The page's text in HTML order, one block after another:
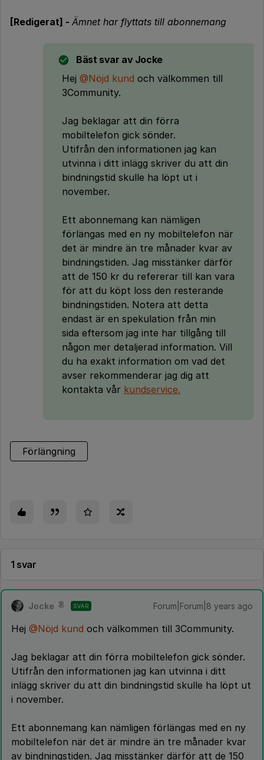
[Redigerat] - Ämnet har flyttats till abonnemang
Bäst svar av Jocke
Hej @Nöjd kund och välkommen till
3Community.
Jag beklagar att din förra
mobiltelefon gick sönder.
Utifrån den informationen jag kan
utvinna i ditt inlägg skriver du att din
bindningstid skulle ha löpt ut i
november.
Ett abonnemang kan nämligen
förlängas med en ny mobiltelefon när
det är mindre än tre månader kvar av
bindningstiden. Jag misstänker därför
att de 150 kr du refererar till kan vara
för att du köpt loss den resterande
bindningstiden. Notera att detta
endast är en spekulation från min
sida eftersom jag inte har tillgång till
någon mer detaljerad information. Vill
du ha exakt information om vad det
avser rekommenderar jag dig att
kontakta vår kundservice.
Förlängning
1 svar
Jocke SVAR Forum|Forum|8 years ago
Hej @Nöjd kund och välkommen till 3Community.
Jag beklagar att din förra mobiltelefon gick sönder.
Utifrån den informationen jag kan utvinna i ditt
inlägg skriver du att din bindningstid skulle ha löpt ut
i november.
Ett abonnemang kan nämligen förlängas med en ny
mobiltelefon när det är mindre än tre månader kvar
av bindningstiden. Jag misstänker därför att de 150